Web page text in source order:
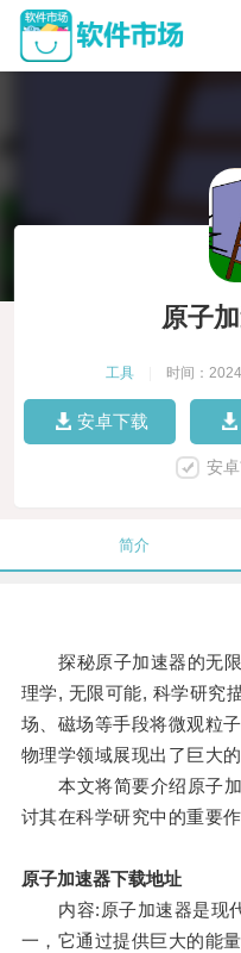
原子
工具 时间：
安卓下载
安
简介
探秘原子加速器的无限
理学, 无限可能, 科学研究
场、磁场等手段将微观粒
物理学领域展现出了巨大
本文将简要介绍原子加
讨其在科学研究中的重要作
原子加速器下载地址
内容:原子加速器是现代
一，它通过提供巨大的能